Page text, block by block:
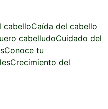
cabelloCaída del cabello
cabelludoCuidado del
Conoce tu
Crecimiento del